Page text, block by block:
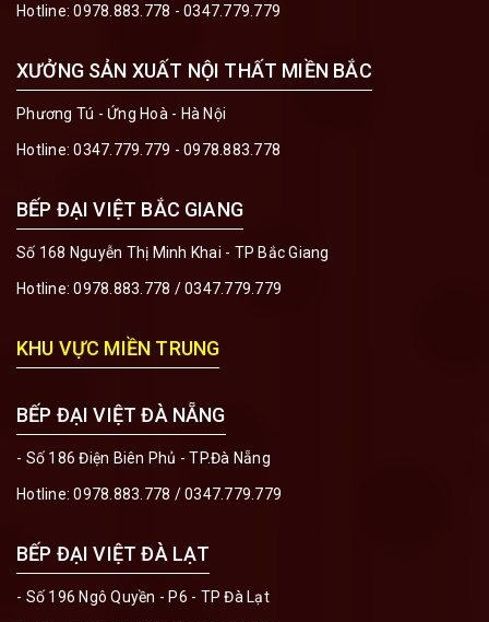
Hotline:0978.883.778 - 0347.779.779
XƯỞNG SẢN XUẤT NỘI THẤT MIỀN BẮC
Phương Tú - Ứng Hoà - Hà Nội
Hotline:0347.779.779 - 0978.883.778
BẾP ĐẠI VIỆT BẮC GIANG
Số 168 Nguyễn Thị Minh Khai - TP Bắc Giang
Hotline:0978.883.778 /0347.779.779
KHU VỰC MIỀN TRUNG
BẾP ĐẠI VIỆT ĐÀ NẴNG
- Số 186 Điện Biên Phủ - TP.Đà Nẵng
Hotline:0978.883.778 /0347.779.779
BẾP ĐẠI VIỆT ĐÀ LẠT
- Số 196 Ngô Quyền - P6 - TP Đà Lạt